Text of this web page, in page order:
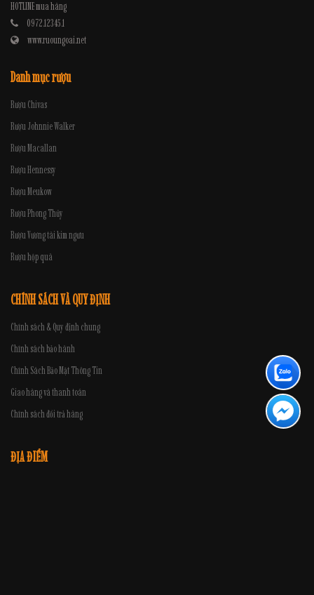
HOTLINE mua hàng
0972.12345.1
www.ruoungoai.net
Danh mục rượu
Rượu Chivas
Rượu Johnnie Walker
Rượu Macallan
Rượu Hennessy
Rượu Meukow
Rượu Phong Thủy
Rượu Vương tài kim ngưu
Rượu hộp quà
CHÍNH SÁCH VÀ QUY ĐỊNH
Chính sách & Quy định chung
Chính sách bảo hành
Chính Sách Bảo Mật Thông Tin
Giao hàng và thanh toán
Chính sách đổi trả hàng
ĐỊA ĐIỂM